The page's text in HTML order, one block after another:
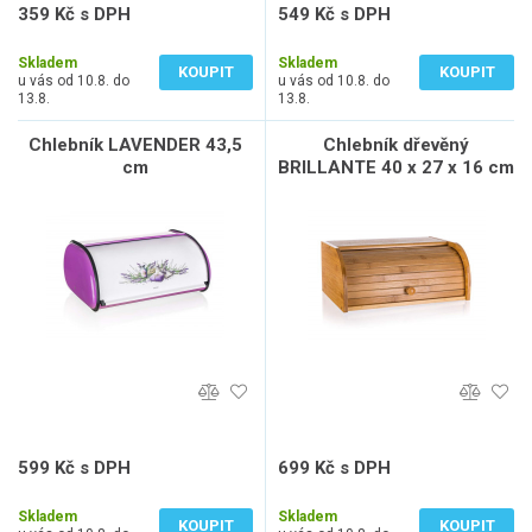
359 Kč s DPH
Skladem
u vás od 10.8. do
13.8.
KOUPIT
549 Kč s DPH
Skladem
u vás od 10.8. do
13.8.
KOUPIT
Chlebník LAVENDER 43,5
cm
599 Kč s DPH
Skladem
KOUPIT
Chlebník dřevěný
BRILLANTE 40 x 27 x 16 cm
699 Kč s DPH
Skladem
KOUPIT